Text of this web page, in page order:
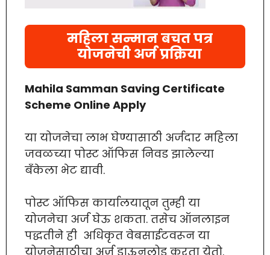
महिला सन्मान बचत पत्र
योजनेची अर्ज प्रक्रिया
Mahila Samman Saving Certificate
Scheme Online Apply
या योजनेचा लाभ घेण्यासाठी अर्जदार महिला
जवळच्या पोस्ट ऑफिस निवड झालेल्या
बँकेला भेट द्यावी.
पोस्ट ऑफिस कार्यालयातून तुम्ही या
योजनेचा अर्ज घेऊ शकता. तसेच ऑनलाइन
पद्धतीने ही अधिकृत वेबसाईटवरून या
योजनेसाठीचा अर्ज डाऊनलोड करता येतो.